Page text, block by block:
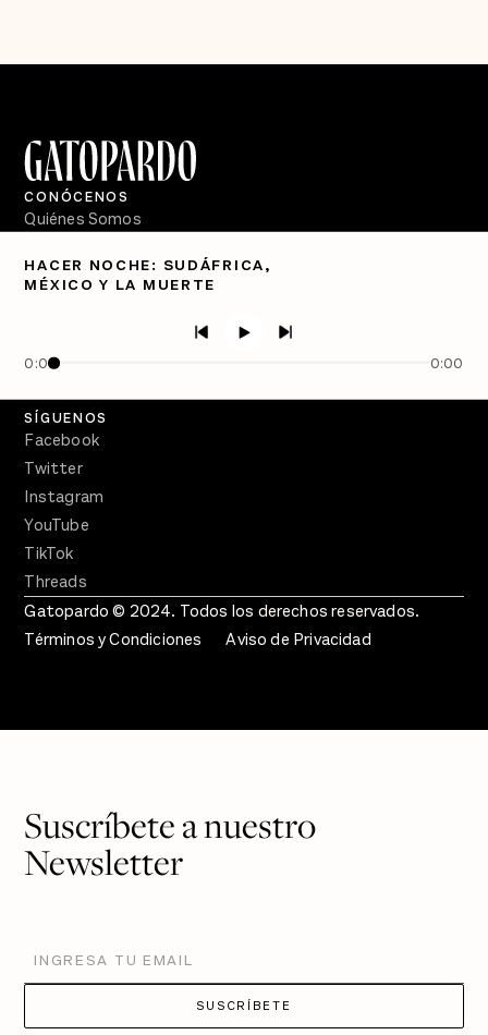
HACER NOCHE: SUDÁFRICA,
MÉXICO Y LA MUERTE
0:00 0:00
CONÓCENOS
Quiénes Somos
PÓDCASTS
Crecer en Distopía
SÍGUENOS
Facebook
Twitter
Instagram
YouTube
TikTok
Threads
Gatopardo © 2024. Todos los derechos reservados.
Términos y Condiciones
Aviso de Privacidad
Suscríbete a nuestro
Newsletter